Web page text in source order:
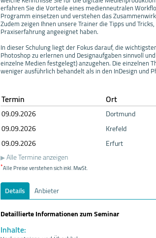
erfahren Sie die Vorteile eines medienneutralen
Programm einsetzen und verstehen das
Zudem zeigen Ihnen unsere Trainer die Tipps und
Praxiserfahrung angeeignet haben.
In dieser Schulung liegt der Fokus darauf, die
Photoshop zu erlernen und Designaufgaben sinnvoll
einzelne Medien festgelegt) anzugehen. Die einzelnen
weniger ausführlich behandelt als in den InDesign und
Termin Ort
09.09.2026 Dortmund
09.09.2026 Krefeld
09.09.2026 Erfurt
Alle Termine anzeigen
*Alle Preise verstehen sich inkl. MwSt.
Details
Anbieter
Detaillierte Informationen zum Seminar
Inhalte: